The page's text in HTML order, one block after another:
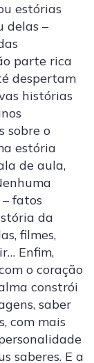
estórias
delas –
parte rica
despertam
histórias
sobre o
estória
de aula,
fatos
da
filmes,
Enfim,
o coração
constrói
saber
com mais
saberes. E a